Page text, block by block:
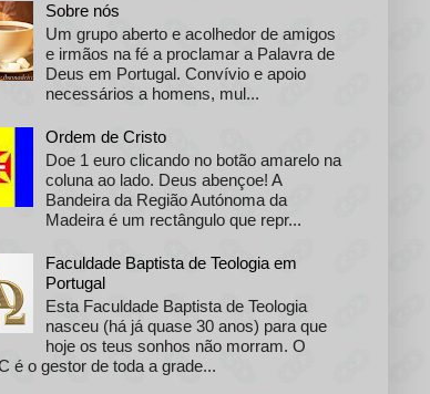
Sobre nós
Um grupo aberto e acolhedor de amigos
e irmãos na fé a proclamar a Palavra de
Deus em Portugal. Convívio e apoio
necessários a homens, mul...
Ordem de Cristo
Doe 1 euro clicando no botão amarelo na
coluna ao lado. Deus abençoe! A
Bandeira da Região Autónoma da
Madeira é um rectângulo que repr...
Faculdade Baptista de Teologia em
Portugal
Esta Faculdade Baptista de Teologia
nasceu (há já quase 30 anos) para que
hoje os teus sonhos não morram. O
é o gestor de toda a grade...